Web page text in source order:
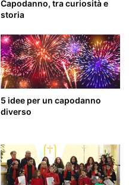
Capodanno, tra curiosità e
storia
5 idee per un capodanno
diverso